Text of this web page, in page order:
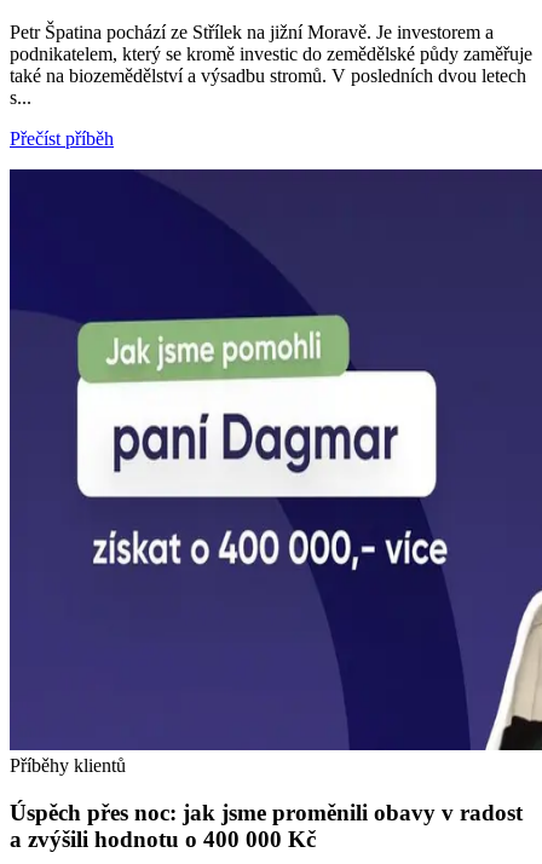
Petr Špatina pochází ze Střílek na jižní Moravě. Je investorem a
podnikatelem, který se kromě investic do zemědělské půdy zaměřuje
také na biozemědělství a výsadbu stromů. V posledních dvou letech
s...
Přečíst příběh
Příběhy klientů
Úspěch přes noc: jak jsme proměnili obavy v radost
a zvýšili hodnotu o 400 000 Kč